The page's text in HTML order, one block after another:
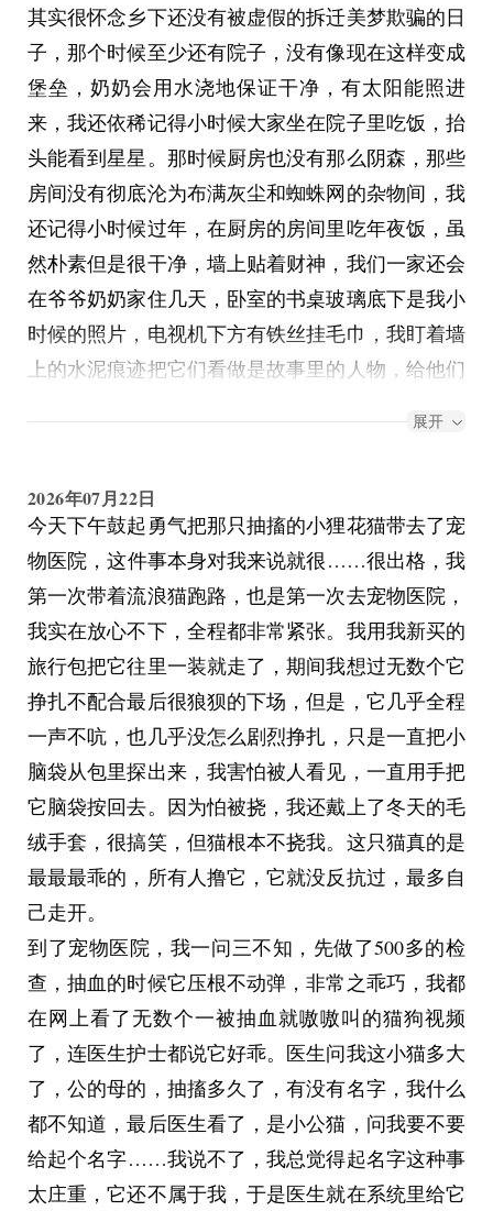
我心里充满了懊悔和对自己的唾弃，我觉得自己非
常无能，一直在慌乱，根本帮不上忙，最后多亏是
阿姨在那操持所有的事情，妹宝又在旁边不停的安
慰我，我就干了一件带护照的事儿，然后还把护照
给带错了，我真的觉得自己特别特别的无能。
最后回到民宿，导游说他们交涉过了，给我跟我妈
换了两个不同的房间，我妈睡大房间，我睡单人
间，我妈还说要不我跟她一起睡大房间，我说算
了，我们俩还是分开吧，我觉得我没有办法跟我妈
相处，我不知道要怎么样面对她。
其实很怀念乡下还没有被虚假的拆迁美梦欺骗的日
子，那个时候至少还有院子，没有像现在这样变成
堡垒，奶奶会用水浇地保证干净，有太阳能照进
来，我还依稀记得小时候大家坐在院子里吃饭，抬
头能看到星星。那时候厨房也没有那么阴森，那些
房间没有彻底沦为布满灰尘和蜘蛛网的杂物间，我
还记得小时候过年，在厨房的房间里吃年夜饭，虽
然朴素但是很干净，墙上贴着财神，我们一家还会
在爷爷奶奶家住几天，卧室的书桌玻璃底下是我小
时候的照片，电视机下方有铁丝挂毛巾，我盯着墙
上的水泥痕迹把它们看做是故事里的人物，给他们
说剧情还挺像模像样的，真的比偶像剧有逻辑，我
靠。然后还会被短视频推送的虐女小说点进去看，
我找了个wx小程序专门找文，就是把那些戛然而
止的小说看完，结果发现全是花了99%篇幅狂写女
主如何受虐，肉体+精神疯狂挨揍，真是大难不
死，然后最后1%写男主虐死了女主开始后悔但追
妻失败，女主已经get over或者随便找了个路人结
婚获得幸福，男主追悔莫及，他妈的几句话就交代
结束了，前面女主受虐的时候感觉自己在看中国刑
法大全，结果男主难过了不到3行就完结了，气
死。
展开
2026年07月22日
今天下午鼓起勇气把那只抽搐的小狸花猫带去了宠
物医院，这件事本身对我来说就很……很出格，我
第一次带着流浪猫跑路，也是第一次去宠物医院，
我实在放心不下，全程都非常紧张。我用我新买的
旅行包把它往里一装就走了，期间我想过无数个它
挣扎不配合最后很狼狈的下场，但是，它几乎全程
一声不吭，也几乎没怎么剧烈挣扎，只是一直把小
脑袋从包里探出来，我害怕被人看见，一直用手把
它脑袋按回去。因为怕被挠，我还戴上了冬天的毛
绒手套，很搞笑，但猫根本不挠我。这只猫真的是
最最最乖的，所有人撸它，它就没反抗过，最多自
己走开。
到了宠物医院，我一问三不知，先做了500多的检
查，抽血的时候它压根不动弹，非常之乖巧，我都
在网上看了无数个一被抽血就嗷嗷叫的猫狗视频
了，连医生护士都说它好乖。医生问我这小猫多大
了，公的母的，抽搐多久了，有没有名字，我什么
都不知道，最后医生看了，是小公猫，问我要不要
给起个名字……我说不了，我总觉得起名字这种事
太庄重，它还不属于我，于是医生就在系统里给它